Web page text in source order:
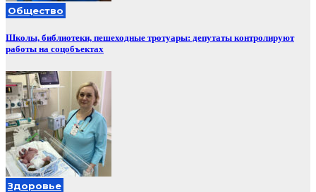
Общество
Школы, библиотеки, пешеходные тротуары: депутаты контролируют
работы на соцобъектах
Здоровье